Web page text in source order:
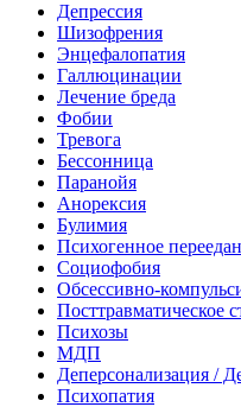
Депрессия
Шизофрения
Энцефалопатия
Галлюцинации
Лечение бреда
Фобии
Тревога
Бессонница
Паранойя
Анорексия
Булимия
Психогенное
Социофобия
Обсессивно-
Посттравматическое
Психозы
МДП
Деперсонализация /
Психопатия